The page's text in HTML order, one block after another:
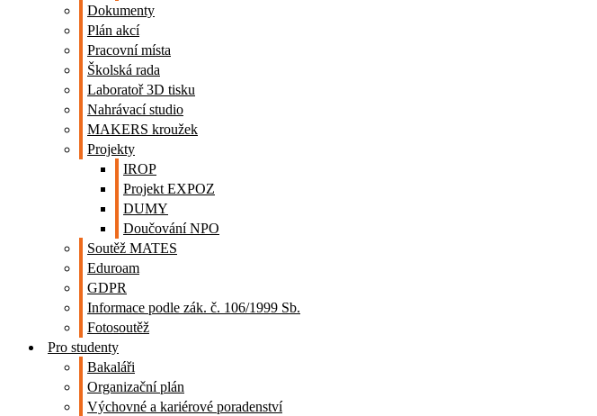
Dokumenty
Plán akcí
Pracovní místa
Školská rada
Laboratoř 3D tisku
Nahrávací studio
MAKERS kroužek
Projekty
IROP
Projekt EXPOZ
DUMY
Doučování NPO
Soutěž MATES
Eduroam
GDPR
Informace podle zák. č. 106/1999 Sb.
Fotosoutěž
Pro studenty
Bakaláři
Organizační plán
Výchovné a kariérové poradenství